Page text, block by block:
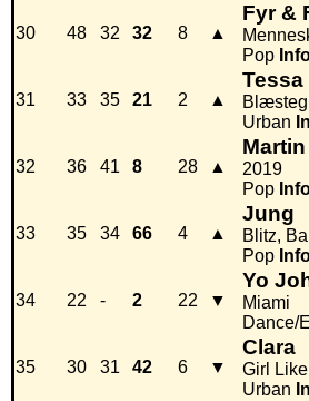
30 48 32 32 8 ▲
Fyr &
Pop
31 33 35 21 2 ▲
Tessa
Urban
32 36 41 8 28 ▲
2019
Pop
33 35 34 66 4 ▲
Jung
Blitz,
Pop
34 22 - 2 22 ▼
Yo
Miami
Dance/
35 30 31 42 6 ▼
Clara
Girl
Urban